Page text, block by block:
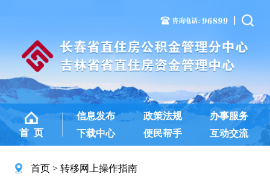
首 页
信息发布 政策法规
办事服务
下载中心
便民帮手 互动交流
首页 转移网上操作指南